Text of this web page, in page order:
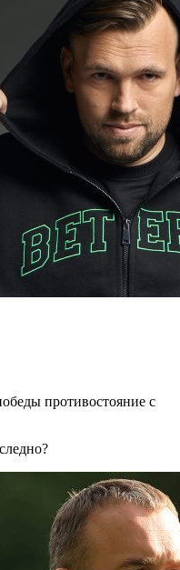
противостояние с